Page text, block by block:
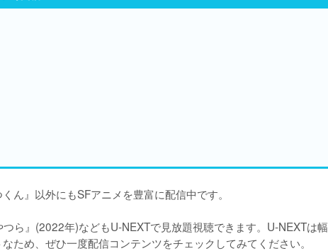
ん』以外にもSFアニメを豊富に配信中です。
つら』(2022年)などもU-NEXTで見放題視聴できます。U-NEXTは幅
ため、ぜひ一度配信コンテンツをチェックしてみてください。